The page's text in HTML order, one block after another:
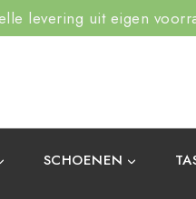
levering uit eigen
SCHOENEN